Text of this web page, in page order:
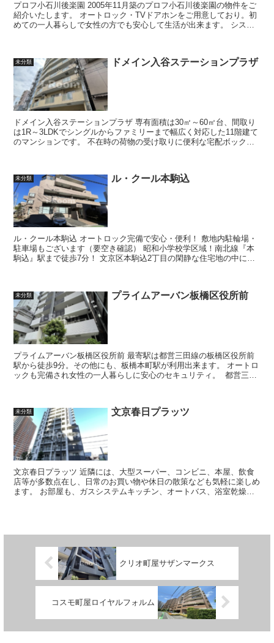
プロフ小石川後楽園 2005年11月築のプロフ小石川後楽園の物件をご
紹介いたします。 オートロック・TVドアホンをご用意しており。初
めての一人暮らしで女性の方でも安心して生活が出来ます。 システ
未分類 ドメイン入谷ステーションプラザ
ドメイン入谷ステーションプラザ 専有面積は30㎡～60㎡台、間取り
は1R～3LDKでシングルからファミリーまで幅広く対応した11階建て
のマンションです。 不在時の荷物の受け取りに便利な宅配ボックス
未分類 ル・クール本駒込
ル・クール本駒込 オートロック完備で安心・便利！ 敷地内駐輪場・
駐車場もございます（要空き確認） 昭和小学校学区域！南北線『本
駒込』駅まで徒歩7分！ 文京区本駒込2丁目の閑静な住宅地の中に位
未分類 プライムアーバン板橋区役所前
プライムアーバン板橋区役所前 最寄駅は都営三田線の板橋区役所前
駅から徒歩9分。その他にも、板橋本町駅が利用出来ます。 オートロ
ックも完備され女性の一人暮らしに安心のセキュリティ。 都営三田
未分類 文京春日プラッツ
文京春日プラッツ 近隣には、大型スーパー、コンビニ、本屋、飲食
店等が多数点在し、日常のお買い物や休日の散策なども気軽に楽しめ
ます。 お部屋も、ガスシステムキッチン、オートバス、浴室乾燥
クリオ町屋サザンマークス
コスモ町屋ロイヤルフォルム